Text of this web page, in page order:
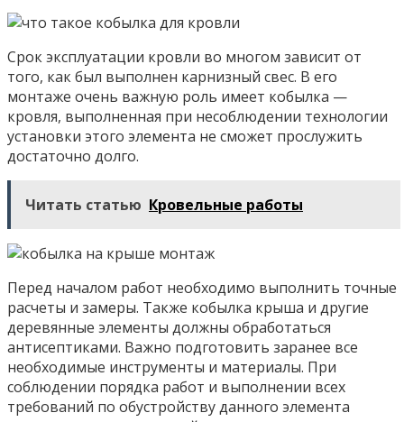
Срок эксплуатации кровли во многом зависит от
того, как был выполнен карнизный свес. В его
монтаже очень важную роль имеет кобылка —
кровля, выполненная при несоблюдении технологии
установки этого элемента не сможет прослужить
достаточно долго.
Читать статью Кровельные работы
Перед началом работ необходимо выполнить точные
расчеты и замеры. Также кобылка крыша и другие
деревянные элементы должны обработаться
антисептиками. Важно подготовить заранее все
необходимые инструменты и материалы. При
соблюдении порядка работ и выполнении всех
требований по обустройству данного элемента